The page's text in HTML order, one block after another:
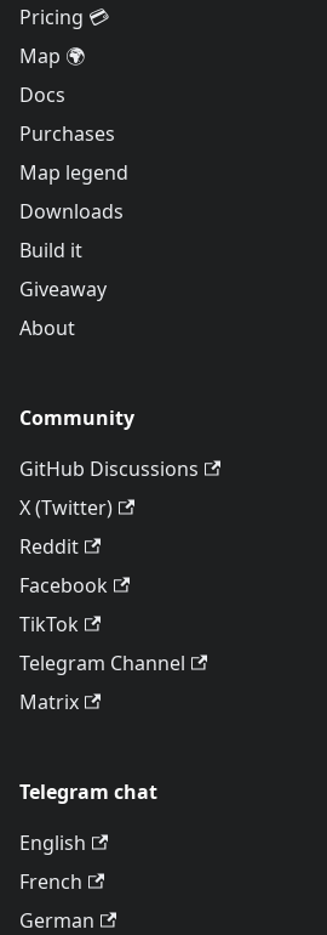
Pricing 💳
Map 🌍
Docs
Purchases
Map legend
Downloads
Build it
Giveaway
About
Community
GitHub Discussions
X (Twitter)
Reddit
Facebook
TikTok
Telegram Channel
Matrix
Telegram chat
English
French
German